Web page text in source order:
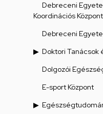
Debreceni
Koordinációs Központ
Debreceni
Doktori Tanácsok
Dolgozói
E-sport Központ